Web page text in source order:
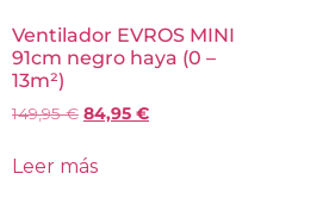
Ventilador EVROS MINI
91cm negro haya (0 –
13m²)
149,95€ 84,95 €
Leer más